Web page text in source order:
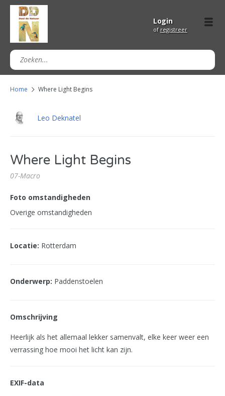
Login
of registreer
Home Where Light Begins
Leo Deknatel
Where Light Begins
07-Macro
Foto omstandigheden
Overige omstandigheden
Locatie: Rotterdam
Onderwerp: Paddenstoelen
Omschrijving
Heerlijk als het allemaal lekker samenvalt, elke keer weer een
verrassing hoe mooi het licht kan zijn.
EXIF-data